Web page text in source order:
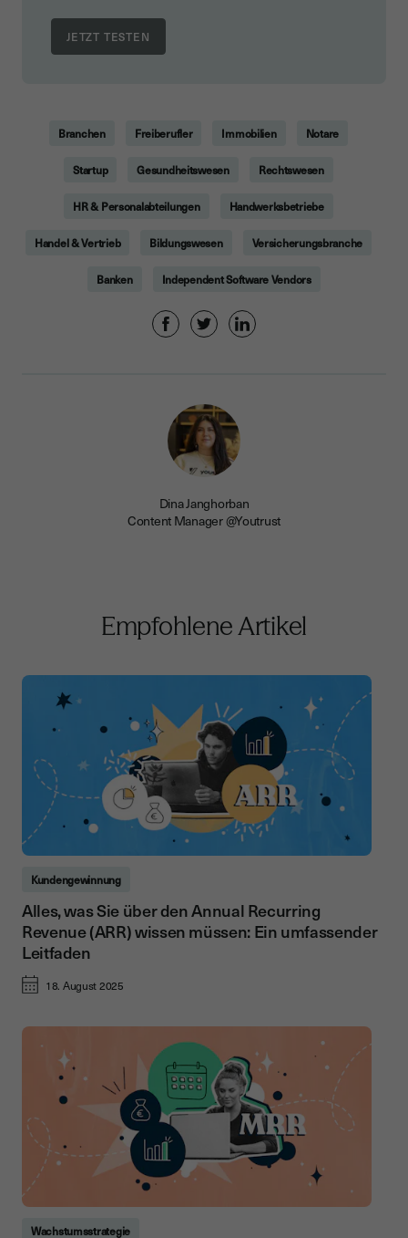
Branchen Freiberufler Immobilien Notare
Startup Gesundheitswesen Rechtswesen
HR & Personalabteilungen Handwerksbetriebe
Handel & Vertrieb Bildungswesen Versicherungsbranche
Banken Independent Software Vendors
Dina Janghorban
Content Manager @Youtrust
Empfohlene Artikel
Kundengewinnung
Alles, was Sie über den Annual Recurring
Revenue (ARR) wissen müssen: Ein umfassender
Leitfaden
18. August 2025
Wachstumsstrategie